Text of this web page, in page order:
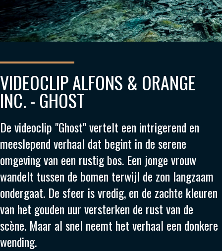
VIDEOCLIP ALFONS & ORANGE
INC. - GHOST
De videoclip "Ghost" vertelt een intrigerend en
meeslepend verhaal dat begint in de serene
omgeving van een rustig bos. Een jonge vrouw
wandelt tussen de bomen terwijl de zon langzaam
ondergaat. De sfeer is vredig, en de zachte kleuren
van het gouden uur versterken de rust van de
scène. Maar al snel neemt het verhaal een donkere
wending.